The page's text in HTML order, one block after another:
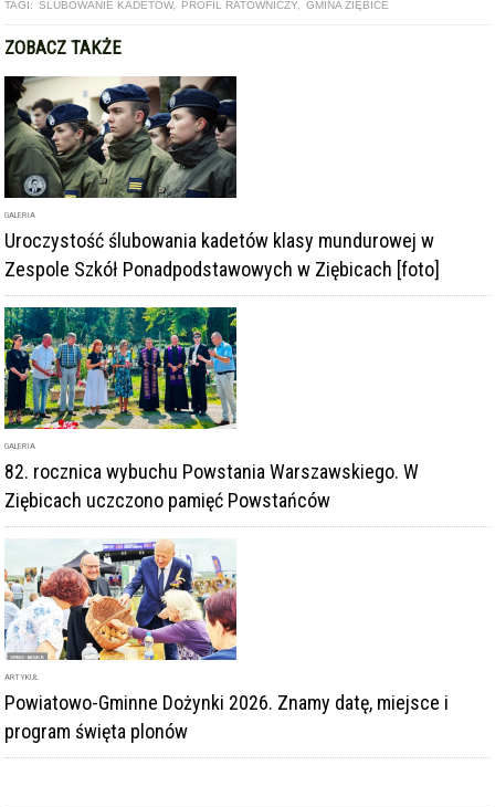
TAGI: ŚLUBOWANIE KADETÓW, PROFIL RATOWNICZY GMINA ZIĘBICE
ZOBACZ TAKŻE
GALERIA
Uroczystość ślubowania kadetów klasy mundurowej w
Zespole Szkół Ponadpodstawowych w Ziębicach [foto]
GALERIA
82. rocznica wybuchu Powstania Warszawskiego. W
Ziębicach uczczono pamięć Powstańców
ARTYKUŁ
Powiatowo-Gminne Dożynki 2026. Znamy datę, miejsce i
program święta plonów